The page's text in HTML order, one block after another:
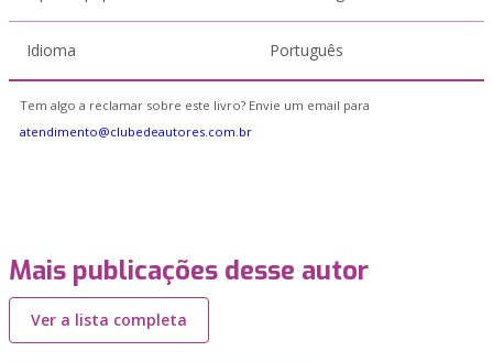
Idioma Português
Tem algo a reclamar sobre este livro? Envie um email para
atendimento@clubedeautores.com.br
Mais publicações desse autor
Ver a lista completa